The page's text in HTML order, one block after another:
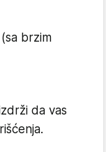
brzim
da vas